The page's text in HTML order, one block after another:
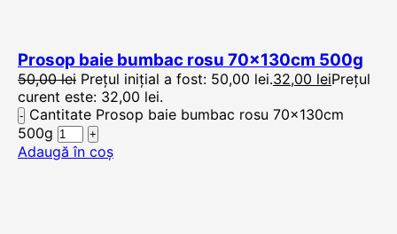
Prosop baie bumbac rosu 70x130cm 500g
50,00lei Prețul inițial a fost: 50,00 lei.32,00 leiPrețul
curent este: 32,00 lei.
Cantitate Prosop baie bumbac rosu 70x130cm
500g
Adaugă în coș